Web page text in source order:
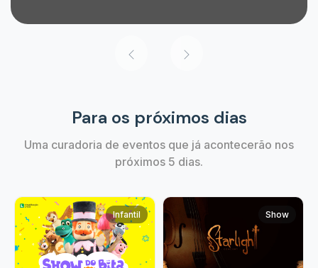
Para os próximos dias
Uma curadoria de eventos que já acontecerão nos
próximos 5 dias.
Infantil Show